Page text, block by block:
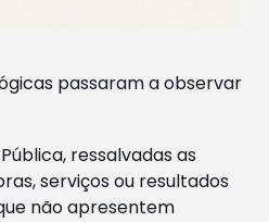
passaram a observar
ressalvadas as
serviços ou resultados
não apresentem